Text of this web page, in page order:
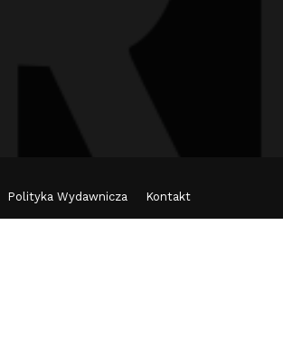
Polityka Wydawnicza Kontakt